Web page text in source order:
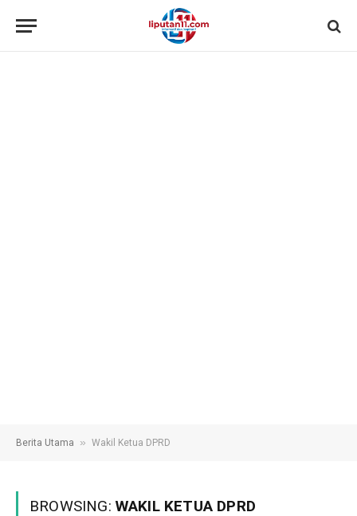
Berita Utama » Wakil Ketua DPRD
BROWSING: WAKIL KETUA DPRD